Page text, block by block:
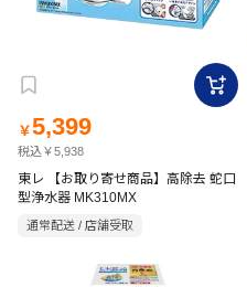
￥5,399
税込￥5,938
東レ 【お取り寄せ商品】高除去 蛇口
型浄水器 MK310MX
通常配送 / 店舗受取